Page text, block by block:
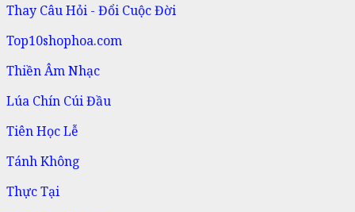
Thay Câu Hỏi - Đổi Cuộc Đời
Top10shophoa.com
Thiền Âm Nhạc
Lúa Chín Cúi Đầu
Tiên Học Lễ
Tánh Không
Thực Tại